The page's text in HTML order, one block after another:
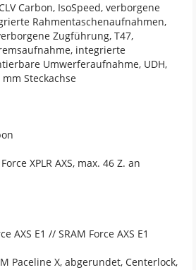
Carbon, IsoSpeed, verborgene
Rahmentaschenaufnahmen,
Zugführung, T47,
integrierte
Umwerferaufnahme, UDH,
Steckachse
XPLR AXS, max. 46 Z. an
AXS E1 // SRAM Force AXS E1
Paceline X, abgerundet, Centerlock,